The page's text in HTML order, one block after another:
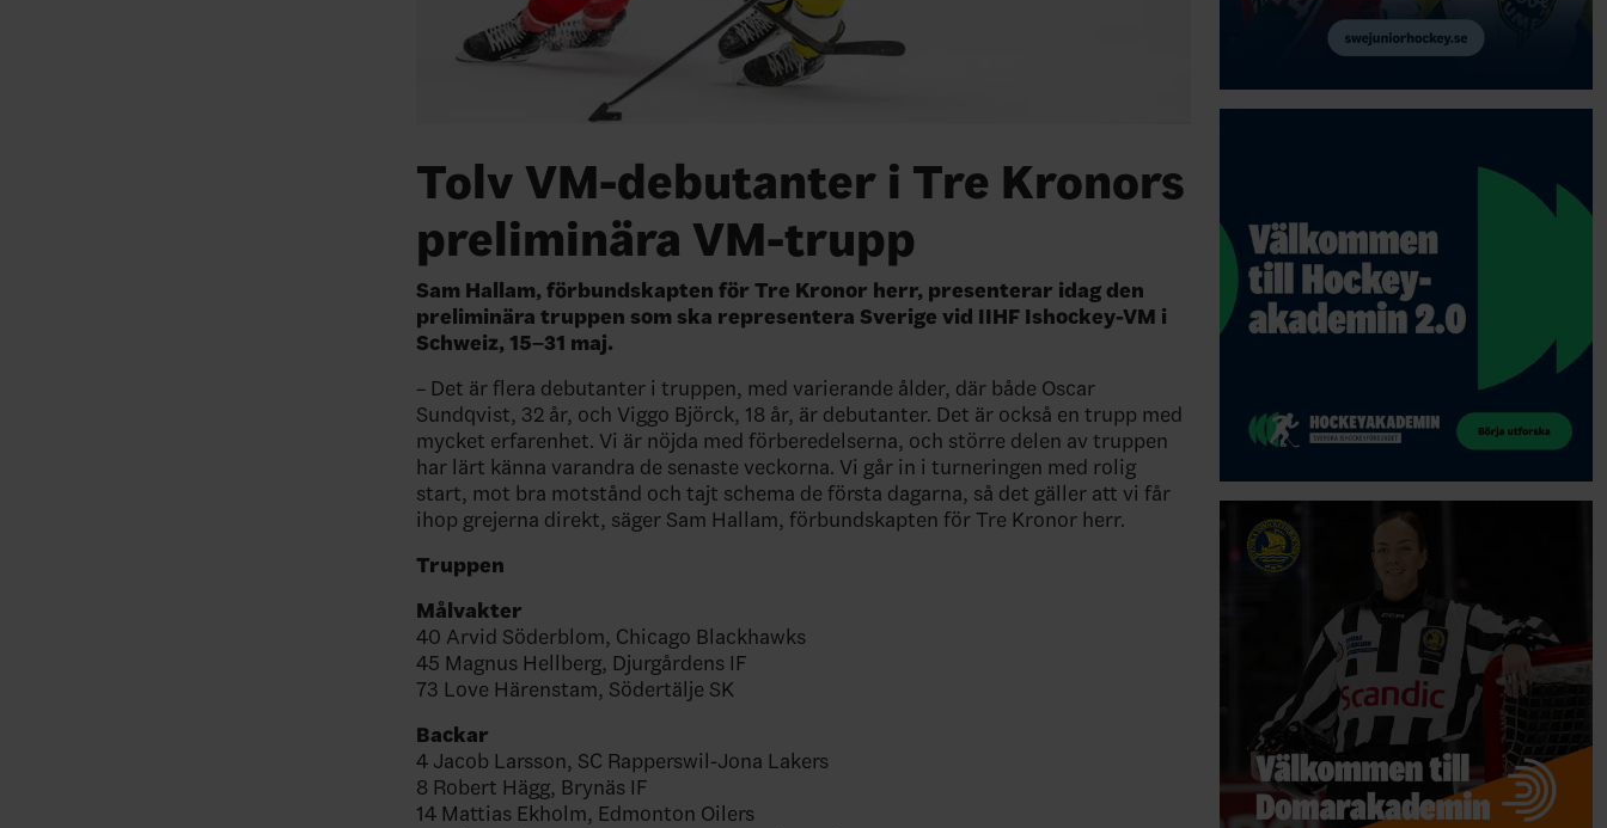
Tolv VM-debutanter i Tre Kronors
preliminära VM-trupp
Sam Hallam, förbundskapten för Tre Kronor herr, presenterar idag den
preliminära truppen som ska representera Sverige vid IIHF Ishockey-VM i
Schweiz, 15–31 maj.
– Det är flera debutanter i truppen, med varierande ålder, där både Oscar
Sundqvist, 32 år, och Viggo Björck, 18 år, är debutanter. Det är också en trupp med
mycket erfarenhet. Vi är nöjda med förberedelserna, och större delen av truppen
har lärt känna varandra de senaste veckorna. Vi går in i turneringen med rolig
start, mot bra motstånd och tajt schema de första dagarna, så det gäller att vi får
ihop grejerna direkt, säger Sam Hallam, förbundskapten för Tre Kronor herr.
Truppen
Målvakter
40 Arvid Söderblom, Chicago Blackhawks
45 Magnus Hellberg, Djurgårdens IF
73 Love Härenstam, Södertälje SK
Backar
4 Jacob Larsson, SC Rapperswil-Jona Lakers
8 Robert Hägg, Brynäs IF
14 Mattias Ekholm, Edmonton Oilers